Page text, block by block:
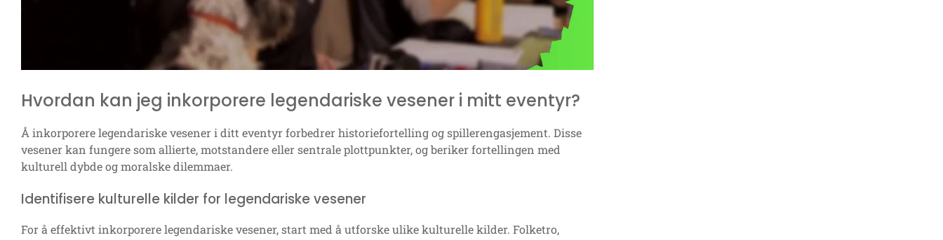
Hvordan kan jeg inkorporere legendariske vesener i mitt eventyr?
Å inkorporere legendariske vesener i ditt eventyr forbedrer historiefortelling og spillerengasjement. Disse
vesener kan fungere som allierte, motstandere eller sentrale plottpunkter, og beriker fortellingen med
kulturell dybde og moralske dilemmaer.
Identifisere kulturelle kilder for legendariske vesener
For å effektivt inkorporere legendariske vesener, start med å utforske ulike kulturelle kilder. Folketro,